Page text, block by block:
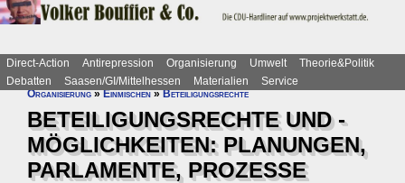
Direct-Action Antirepression Organisierung Umwelt
Theorie&Politik
Debatten
Saasen/GI/Mittelhessen Materialien
Service
Organisierung»Einmischen»Beteiligungsrechte
BETEILIGUNGSRECHTE UND -
MÖGLICHKEITEN: PLANUNGEN,
PARLAMENTE, PROZESSE